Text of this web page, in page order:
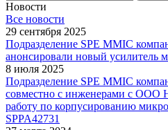
Новости
Все новости
29 сентября 2025
Подразделение SPE MMIC
анонсировали новый усилитель
8 июля 2025
Подразделение SPE MMIC
совместно с инженерами с
работу по корпусированию
SPPA42731